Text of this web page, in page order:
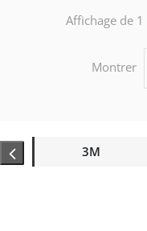
Affichage de
Montrer
3M